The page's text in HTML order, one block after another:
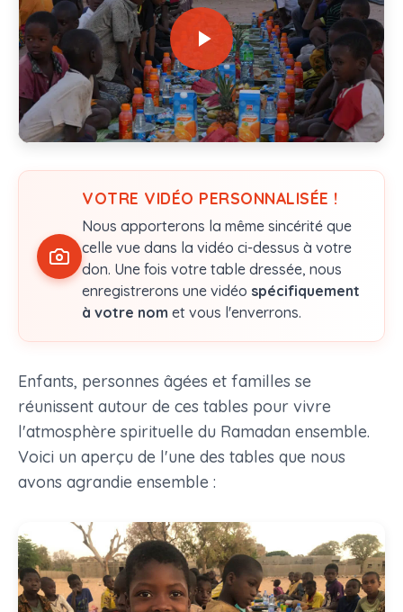
VOTRE VIDÉO PERSONNALISÉE !
Nous apporterons la même sincérité que
celle vue dans la vidéo ci-dessus à votre
don. Une fois votre table dressée, nous
enregistrerons une vidéo spécifiquement
à votre nom et vous l'enverrons.
Enfants, personnes âgées et familles se
réunissent autour de ces tables pour vivre
l'atmosphère spirituelle du Ramadan ensemble.
Voici un aperçu de l'une des tables que nous
avons agrandie ensemble :